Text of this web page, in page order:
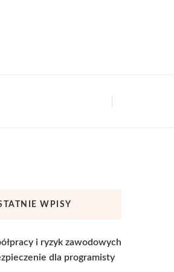
WPISY
i ryzyk zawodowych
dla programisty